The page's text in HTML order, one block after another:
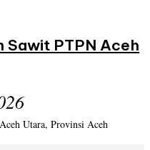
Sawit PTPN Aceh
Utara, Provinsi Aceh